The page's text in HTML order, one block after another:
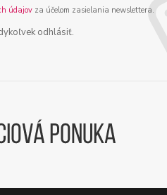
údajovza účelom zasielania newslettera.
odhlásiť.